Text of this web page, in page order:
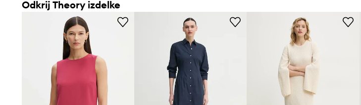
Odkrij Theory izdelke